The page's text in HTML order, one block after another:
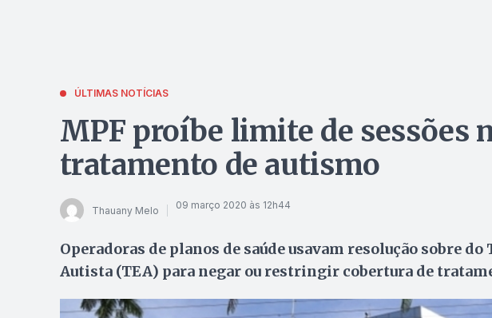
ÚLTIMAS NOTÍCIAS
MPF proíbe limite de sessões
tratamento de autismo
Thauany Melo 09 março 2020 às 12h44
Operadoras de planos de saúde usavam resolução sobre
Autista (TEA) para negar ou restringir cobertura de